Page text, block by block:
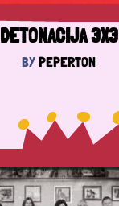
DETONACIJA 3X3
BYPEPERTON